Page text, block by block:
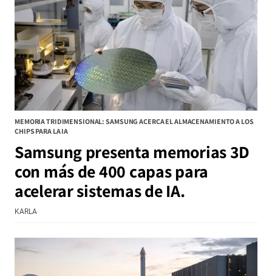
MEMORIA TRIDIMENSIONAL: SAMSUNG ACERCA EL ALMACENAMIENTO A LOS
CHIPS PARA LA IA
Samsung presenta memorias 3D
con más de 400 capas para
acelerar sistemas de IA.
KARLA